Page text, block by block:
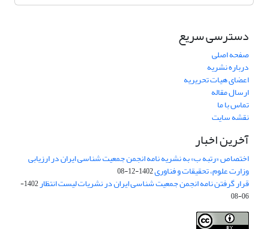
دسترسی سریع
صفحه اصلی
درباره نشریه
اعضای هیات تحریریه
ارسال مقاله
تماس با ما
نقشه سایت
آخرین اخبار
اختصاص «رتبه ب» به نشریه نامه انجمن جمعیت شناسی ایران در ارزیابی
وزارت علوم، تحقیقات و فناوری1402-12-08
قرار گرفتن نامه انجمن جمعیت شناسی ایران در نشریات لیست انتظار
1402-
06-08